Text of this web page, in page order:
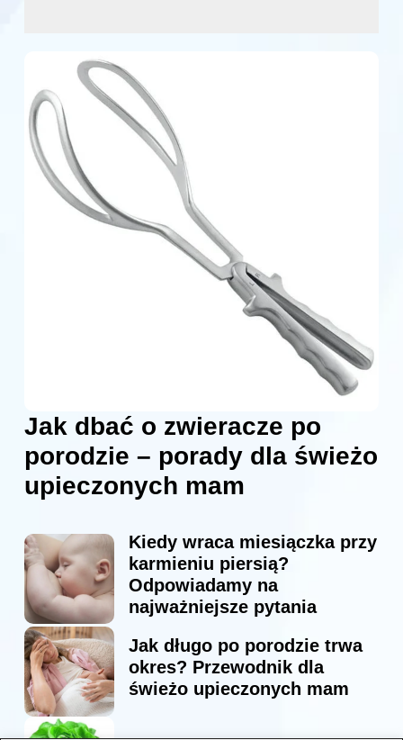
Jak dbać o zwieracze po
porodzie – porady dla świeżo
upieczonych mam
Kiedy wraca miesiączka przy
karmieniu piersią?
Odpowiadamy na
najważniejsze pytania
Jak długo po porodzie trwa
okres? Przewodnik dla
świeżo upieczonych mam